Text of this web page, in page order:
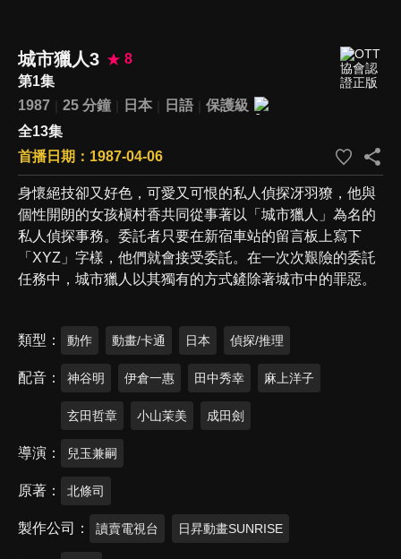
城市獵人3
8
第1集
1987
25 分鐘 日本 日語
保護級
全13集
首播日期：1987-04-06
身懷絕技卻又好色，可愛又可恨的私人偵探冴羽獠，他與
個性開朗的女孩槇村香共同從事著以「城市獵人」為名的
私人偵探事務。委託者只要在新宿車站的留言板上寫下
「XYZ」字樣，他們就會接受委託。在一次次艱險的委託
任務中，城市獵人以其獨有的方式鏟除著城市中的罪惡。
類型 動作 動畫/卡通 日本 偵探/推理
配音 神谷明 伊倉一惠 田中秀幸 麻上洋子
玄田哲章 小山茉美 成田劍
導演 兒玉兼嗣
原著 北條司
製作公司 讀賣電視台 日昇動畫SUNRISE